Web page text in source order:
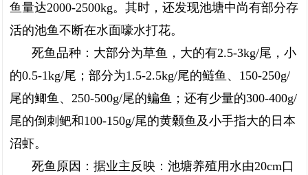
鱼量达2000-2500kg。其时，还发现池塘中尚有部分存
活的池鱼不断在水面嚎水打花。
死鱼品种：大部分为草鱼，大的有2.5-3kg/尾，小
的0.5-1kg/尾；部分为1.5-2.5kg/尾的鲢鱼、150-250g/
尾的鲫鱼、250-500g/尾的鳊鱼；还有少量的300-400g/
尾的倒刺鲃和100-150g/尾的黄颡鱼及小手指大的日本
沼虾。
死鱼原因：据业主反映：池塘养殖用水由20cm口